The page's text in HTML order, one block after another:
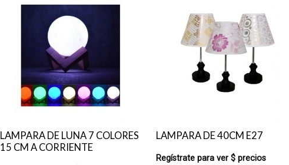
LAMPARA DE LUNA 7 COLORES
15 CM A CORRIENTE
LAMPARA DE 40CM E27
Regístrate para ver $ precios